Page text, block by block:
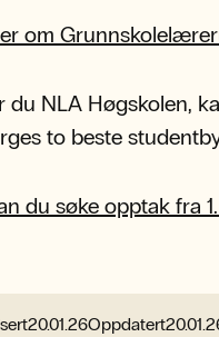
om
du NLA Høgskolen,
to beste
du søke opptak fra
20.01.26Oppdatert